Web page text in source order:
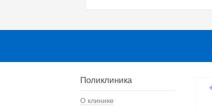
Поликлиника
О клинике